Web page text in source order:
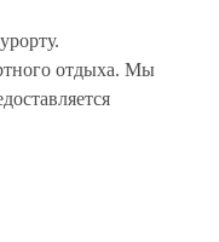
отдыха. Мы